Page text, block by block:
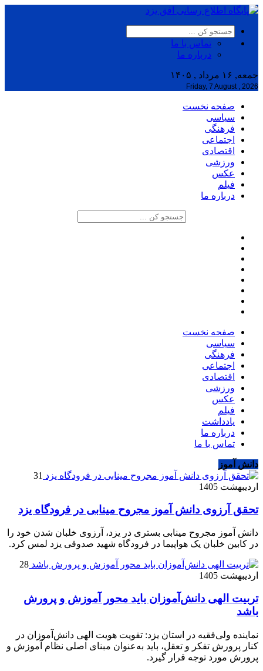
تماس با ما
درباره ما
جمعه, ۱۶ مرداد , ۱۴۰۵
Friday, 7 August , 2026
صفحه نخست
سیاسی
فرهنگی
اجتماعی
اقتصادی
ورزشی
عکس
فیلم
درباره ما
صفحه نخست
سیاسی
فرهنگی
اجتماعی
اقتصادی
ورزشی
عکس
فیلم
یادداشت
درباره ما
تماس با ما
دانش آموز
31
اردیبهشت 1405
تحقق آرزوی دانش آموز مجروح مینابی در فرودگاه یزد
دانش آموز مجروح مینابی بستری در یزد، آرزوی خلبان شدن خود را
در کابین خلبان یک هواپیما در فرودگاه شهید صدوقی یزد لمس کرد.
28
اردیبهشت 1405
تربیت الهی دانش‌آموزان باید محور آموزش و پرورش
باشد
نماینده ولی‌فقیه در استان یزد: تقویت هویت الهی دانش‌آموزان در
کنار پرورش تفکر و تعقل، باید به‌عنوان مبنای اصلی نظام آموزش و
پرورش مورد توجه قرار گیرد.